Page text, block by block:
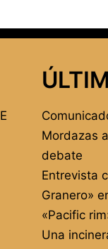
Mordazas
debate
Entrevista
Granero»
«Pacific
Una